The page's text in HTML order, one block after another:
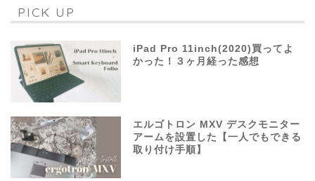
PICK UP
iPad Pro 11inch(2020)買ってよ
かった！３ヶ月経った感想
エルゴトロン MXV デスクモニター
アームを設置した【一人でもできる
取り付け手順】